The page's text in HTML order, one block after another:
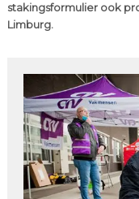
stakingsformulier ook
Limburg.